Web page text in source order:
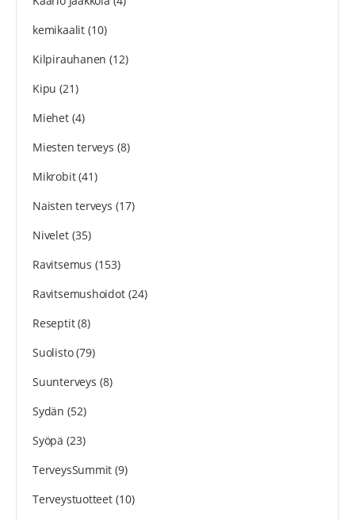
kemikaalit(10)
Kilpirauhanen (12)
Kipu (21)
Miehet(4)
Miesten terveys (8)
Mikrobit(41)
Naisten terveys (17)
Nivelet(35)
Ravitsemus (153)
Ravitsemushoidot(24)
Reseptit(8)
Suolisto(79)
Suunterveys (8)
Sydän (52)
Syöpä (23)
TerveysSummit (9)
Terveystuotteet(10)